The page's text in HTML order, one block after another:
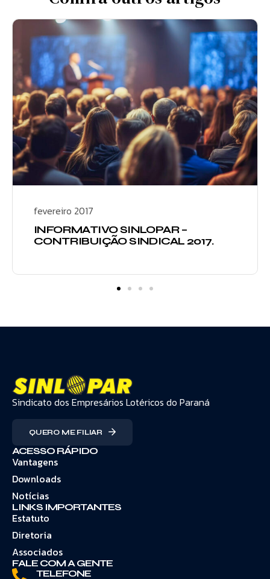
fevereiro 2017
INFORMATIVO SINLOPAR –
CONTRIBUIÇÃO SINDICAL 2017.
Sindicato dos Empresários Lotéricos do Paraná
QUERO ME FILIAR
ACESSO RÁPIDO
Vantagens
Downloads
Notícias
LINKS IMPORTANTES
Estatuto
Diretoria
Associados
FALE COM A GENTE
TELEFONE